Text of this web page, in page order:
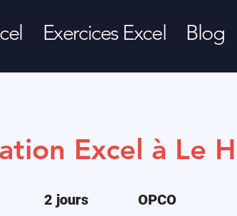
Exercices Excel Blog
Excel à Le
2 jours OPCO